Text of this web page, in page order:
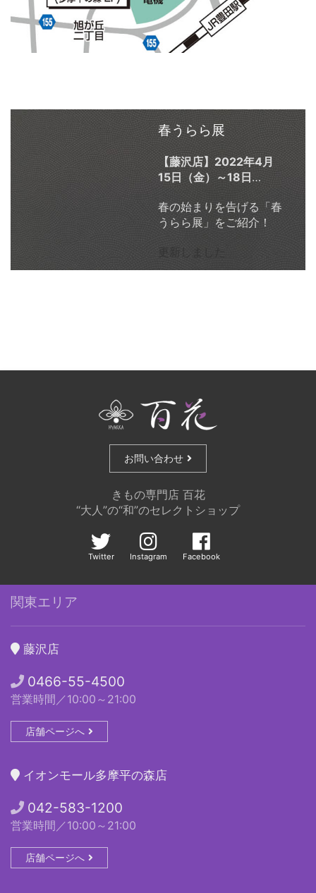
春うらら展
【藤沢店】2022年4月
15日（金）～18日
（月）／【イオンモール
多摩平の森店】2022年
4月22日(金)～25日(月)
春の始まりを告げる「春
うらら展」をご紹介！
更新しました
お問い合わせ
きもの専門店 百花
“大人”の“和”のセレクトショップ
Twitter Instagram Facebook
関東エリア
藤沢店
0466-55-4500
営業時間／10:00～21:00
店舗ページへ
イオンモール多摩平の森店
042-583-1200
営業時間／10:00～21:00
店舗ページへ